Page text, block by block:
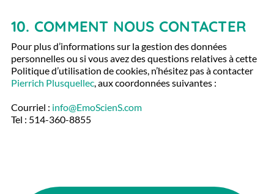
10. COMMENT NOUS CONTACTER
Pour plus d’informations sur la gestion des données
personnelles ou si vous avez des questions relatives à cette
Politique d’utilisation de cookies, n’hésitez pas à contacter
Pierrich Plusquellec, aux coordonnées suivantes :
Courriel : info@EmoScienS.com
Tel : 514-360-8855